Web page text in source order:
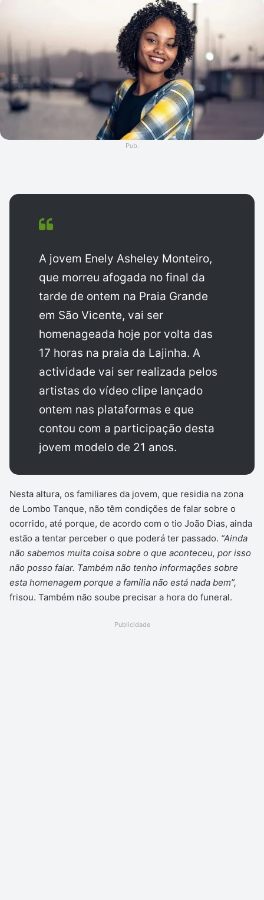
mail
Pub.
A jovem Enely Asheley Monteiro,
que morreu afogada no final da
tarde de ontem na Praia Grande
em São Vicente, vai ser
homenageada hoje por volta das
17 horas na praia da Lajinha. A
actividade vai ser realizada pelos
artistas do vídeo clipe lançado
ontem nas plataformas e que
contou com a participação desta
jovem modelo de 21 anos.
Nesta altura, os familiares da jovem, que residia na zona
de Lombo Tanque, não têm condições de falar sobre o
ocorrido, até porque, de acordo com o tio João Dias, ainda
estão a tentar perceber o que poderá ter passado. “Ainda
não sabemos muita coisa sobre o que aconteceu, por isso
não posso falar. Também não tenho informações sobre
esta homenagem porque a família não está nada bem”,
frisou. Também não soube precisar a hora do funeral.
Publicidade